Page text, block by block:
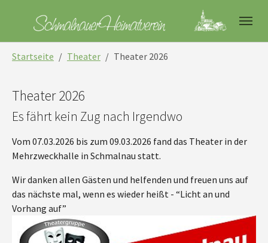
Startseite Theater Theater 2026
Theater 2026
Es fährt kein Zug nach Irgendwo
Vom 07.03.2026 bis zum 09.03.2026 fand das Theater in der
Mehrzweckhalle in Schmalnau statt.
Wir danken allen Gästen und helfenden und freuen uns auf
das nächste mal, wenn es wieder heißt - “Licht an und
Vorhang auf”